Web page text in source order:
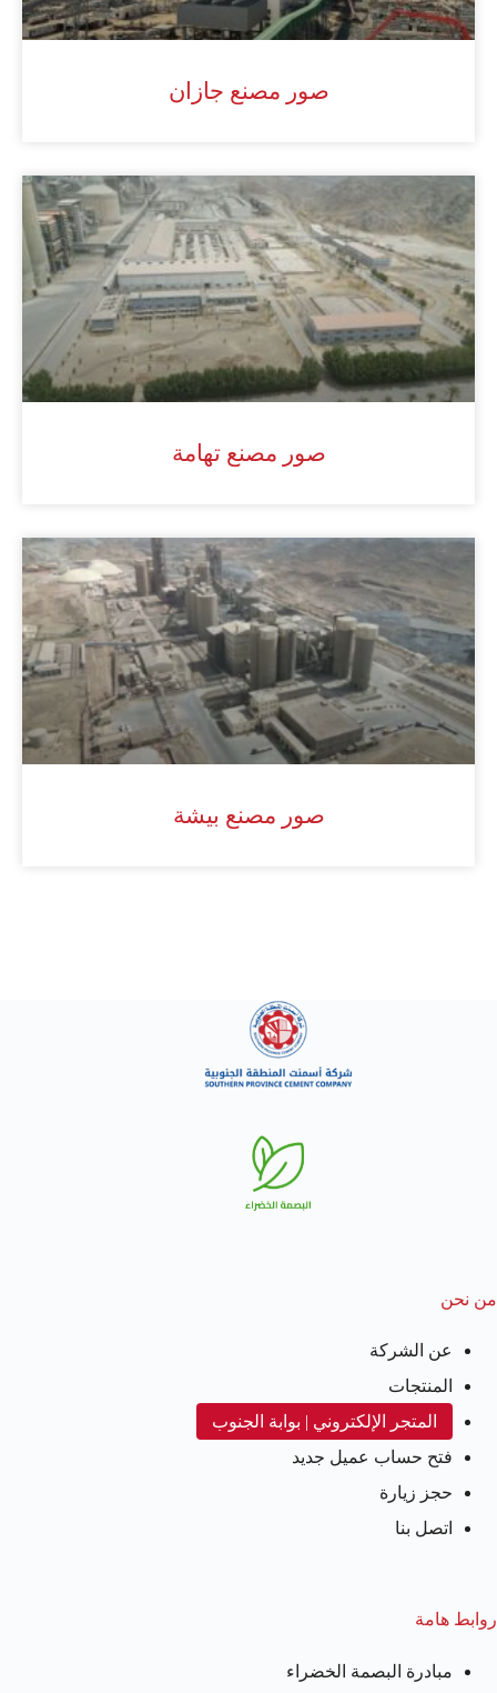
صور مصنع جازان
صور مصنع تهامة
صور مصنع بيشة
من نحن
عن الشركة
المنتجات
المتجر الإلكتروني | بوابة الجنوب
فتح حساب عميل جديد
حجز زيارة
اتصل بنا
روابط هامة
مبادرة البصمة الخضراء